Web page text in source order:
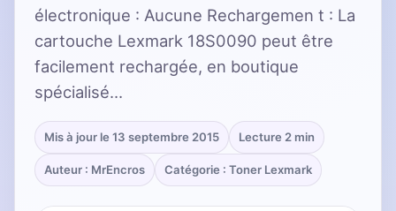
électronique : Aucune Rechargemen t : La
cartouche Lexmark 18S0090 peut être
facilement rechargée, en boutique
spécialisé…
Mis à jour le 13 septembre 2015 Lecture 2 min
Auteur : MrEncros Catégorie : Toner Lexmark